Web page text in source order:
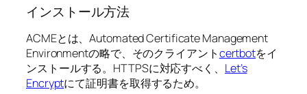
インストール方法
ACMEとは、Automated Certificate Management
Environmentの略で、そのクライアントcertbotをイ
ンストールする。HTTPSに対応すべく、 Let’s
Encryptにて証明書を取得するため。